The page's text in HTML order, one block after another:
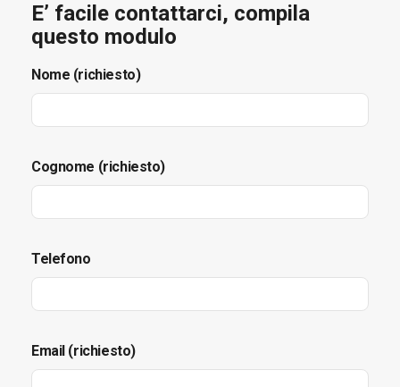
E’ facile contattarci, compila
questo modulo
Nome (richiesto)
Cognome (richiesto)
Telefono
Email (richiesto)